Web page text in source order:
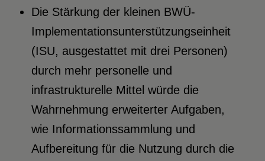
Die Stärkung der kleinen BWÜ-
Implementationsunterstützungseinheit
(ISU, ausgestattet mit drei Personen)
durch mehr personelle und
infrastrukturelle Mittel würde die
Wahrnehmung erweiterter Aufgaben,
wie Informationssammlung und
Aufbereitung für die Nutzung durch die